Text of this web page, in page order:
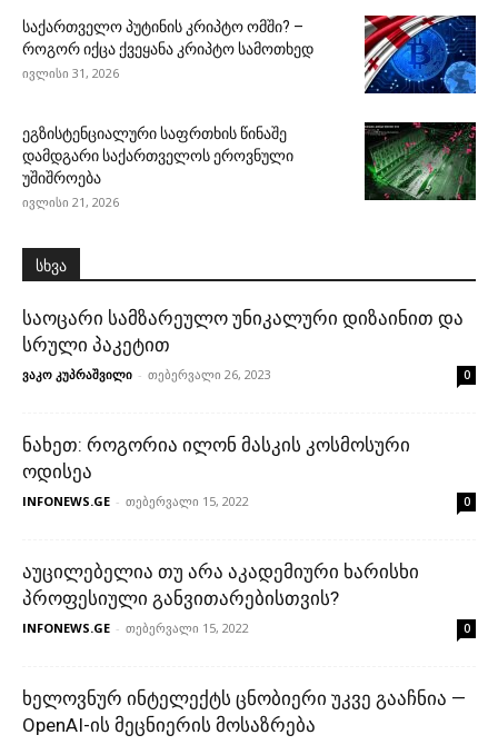
საქართველო პუტინის კრიპტო ომში? –
როგორ იქცა ქვეყანა კრიპტო სამოთხედ
ივლისი 31, 2026
ეგზისტენციალური საფრთხის წინაშე
დამდგარი საქართველოს ეროვნული
უშიშროება
ივლისი 21, 2026
სხვა
საოცარი სამზარეულო უნიკალური დიზაინით და
სრული პაკეტით
ვაკო კუპრაშვილი - თებერვალი 26, 2023 0
ნახეთ: როგორია ილონ მასკის კოსმოსური
ოდისეა
INFONEWS.GE - თებერვალი 15, 2022 0
აუცილებელია თუ არა აკადემიური ხარისხი
პროფესიული განვითარებისთვის?
INFONEWS.GE - თებერვალი 15, 2022 0
ხელოვნურ ინტელექტს ცნობიერი უკვე გააჩნია —
OpenAI-ის მეცნიერის მოსაზრება